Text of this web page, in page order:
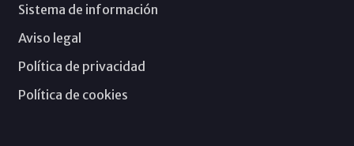
Sistema de información
Aviso legal
Política de privacidad
Política de cookies